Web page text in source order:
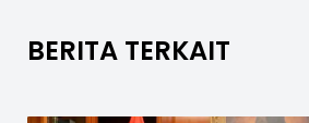
BERITA TERKAIT